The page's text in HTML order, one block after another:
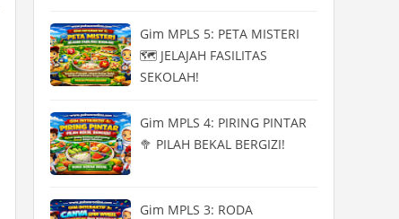
Gim MPLS 5: PETA MISTERI
🗺️ JELAJAH FASILITAS
SEKOLAH!
Gim MPLS 4: PIRING PINTAR
🥦 PILAH BEKAL BERGIZI!
Gim MPLS 3: RODA